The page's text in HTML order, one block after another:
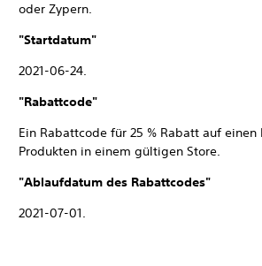
oder Zypern.
"Startdatum"
2021-06-24.
"Rabattcode"
Ein Rabattcode für 25 % Rabatt auf
Produkten in einem gültigen Store.
"Ablaufdatum des Rabattcodes"
2021-07-01.